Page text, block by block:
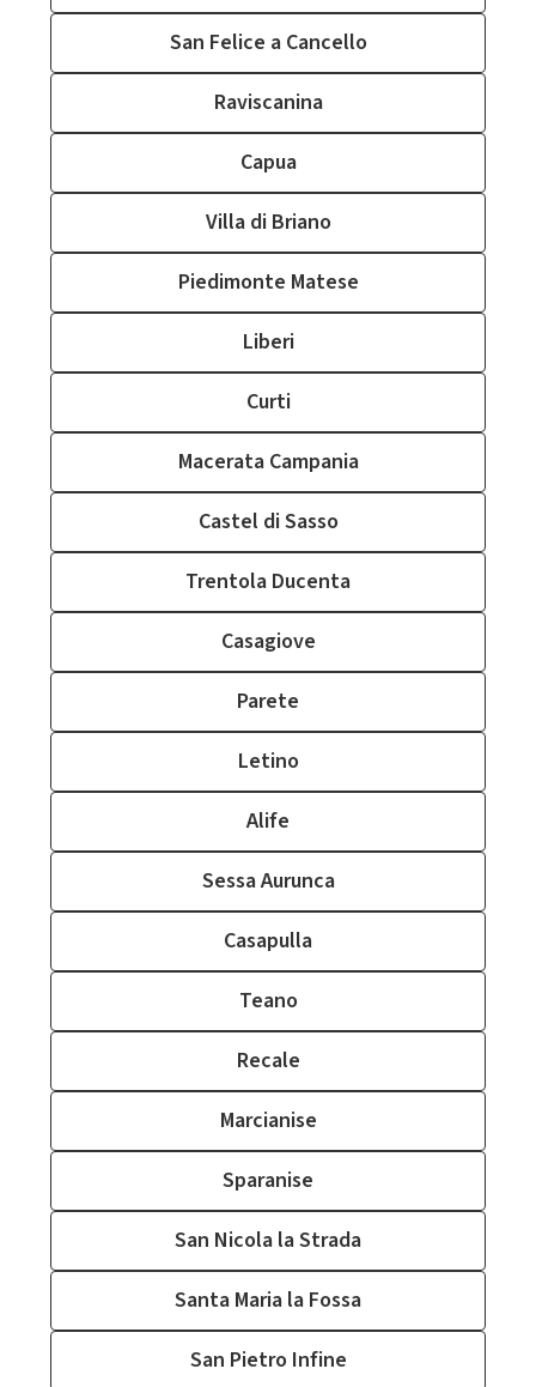
San Felice a Cancello
Raviscanina
Capua
Villa di Briano
Piedimonte Matese
Liberi
Curti
Macerata Campania
Castel di Sasso
Trentola Ducenta
Casagiove
Parete
Letino
Alife
Sessa Aurunca
Casapulla
Teano
Recale
Marcianise
Sparanise
San Nicola la Strada
Santa Maria la Fossa
San Pietro Infine